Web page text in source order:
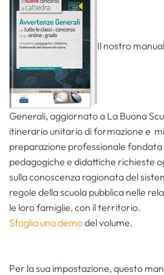
Il nostro
Generali, aggiornato a La Buona
itinerario unitario di formazione e
preparazione professionale fondata
pedagogiche e didattiche richieste
sulla conoscenza ragionata del
regole della scuola pubblica nelle
le loro famiglie, con il territorio.
Sfoglia una demodel volume.
Per la sua impostazione, questo